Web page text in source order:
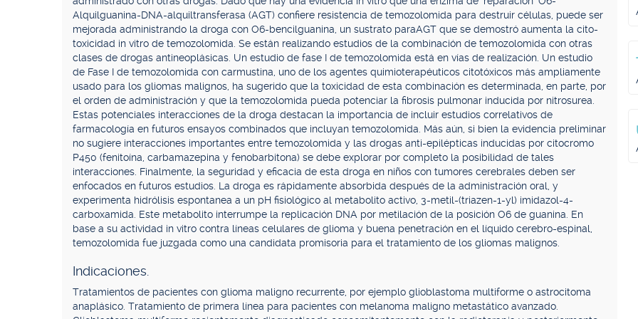
Alquilguanina-DNA-alquiltransferasa (AGT) confiere resistencia de temozolomida para destruir células, puede ser
mejorada administrando la droga con O6-bencilguanina, un sustrato paraAGT que se demostró aumenta la cito-
toxicidad in vitro de temozolomida. Se están realizando estudios de la combinación de temozolomida con otras
clases de drogas antineoplásicas. Un estudio de fase I de temozolomida está en vías de realización. Un estudio
de Fase I de temozolomida con carmustina, uno de los agentes quimioterapéuticos citotóxicos más ampliamente
usado para los gliomas malignos, ha sugerido que la toxicidad de esta combinación es determinada, en parte, por
el orden de administración y que la temozolomida pueda potenciar la fibrosis pulmonar inducida por nitrosurea.
Estas potenciales interacciones de la droga destacan la importancia de incluir estudios correlativos de
farmacología en futuros ensayos combinados que incluyan temozolomida. Más aún, si bien la evidencia preliminar
no sugiere interacciones importantes entre temozolomida y las drogas anti-epilépticas inducidas por citocromo
P450 (fenitoína, carbamazepina y fenobarbitona) se debe explorar por completo la posibilidad de tales
interacciones. Finalmente, la seguridad y eficacia de esta droga en niños con tumores cerebrales deben ser
enfocados en futuros estudios. La droga es rápidamente absorbida después de la administración oral, y
experimenta hidrólisis espontanea a un pH fisiológico al metabolito activo, 3-metil-(triazen-1-yl) imidazol-4-
carboxamida. Este metabolito interrumpe la replicación DNA por metilación de la posición O6 de guanina. En
base a su actividad in vitro contra líneas celulares de glioma y buena penetración en el líquido cerebro-espinal,
temozolomida fue juzgada como una candidata promisoria para el tratamiento de los gliomas malignos.
Indicaciones.
Tratamientos de pacientes con glioma maligno recurrente, por ejemplo glioblastoma multiforme o astrocitoma
anaplásico. Tratamiento de primera línea para pacientes con melanoma maligno metastático avanzado.